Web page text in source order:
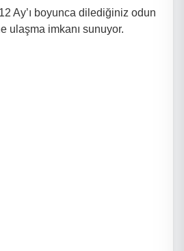
Ay’ı boyunca dilediğiniz odun
ulaşma imkanı sunuyor.